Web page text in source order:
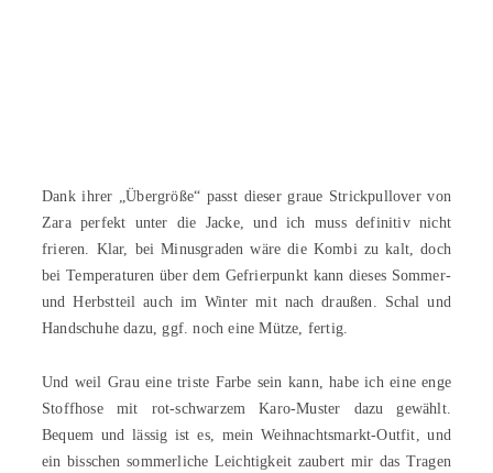
Dank ihrer „Übergröße“ passt dieser graue Strickpullover von
Zara perfekt unter die Jacke, und ich muss definitiv nicht
frieren. Klar, bei Minusgraden wäre die Kombi zu kalt, doch
bei Temperaturen über dem Gefrierpunkt kann dieses Sommer-
und Herbstteil auch im Winter mit nach draußen. Schal und
Handschuhe dazu, ggf. noch eine Mütze, fertig.
Und weil Grau eine triste Farbe sein kann, habe ich eine enge
Stoffhose mit rot-schwarzem Karo-Muster dazu gewählt.
Bequem und lässig ist es, mein Weihnachtsmarkt-Outfit, und
ein bisschen sommerliche Leichtigkeit zaubert mir das Tragen